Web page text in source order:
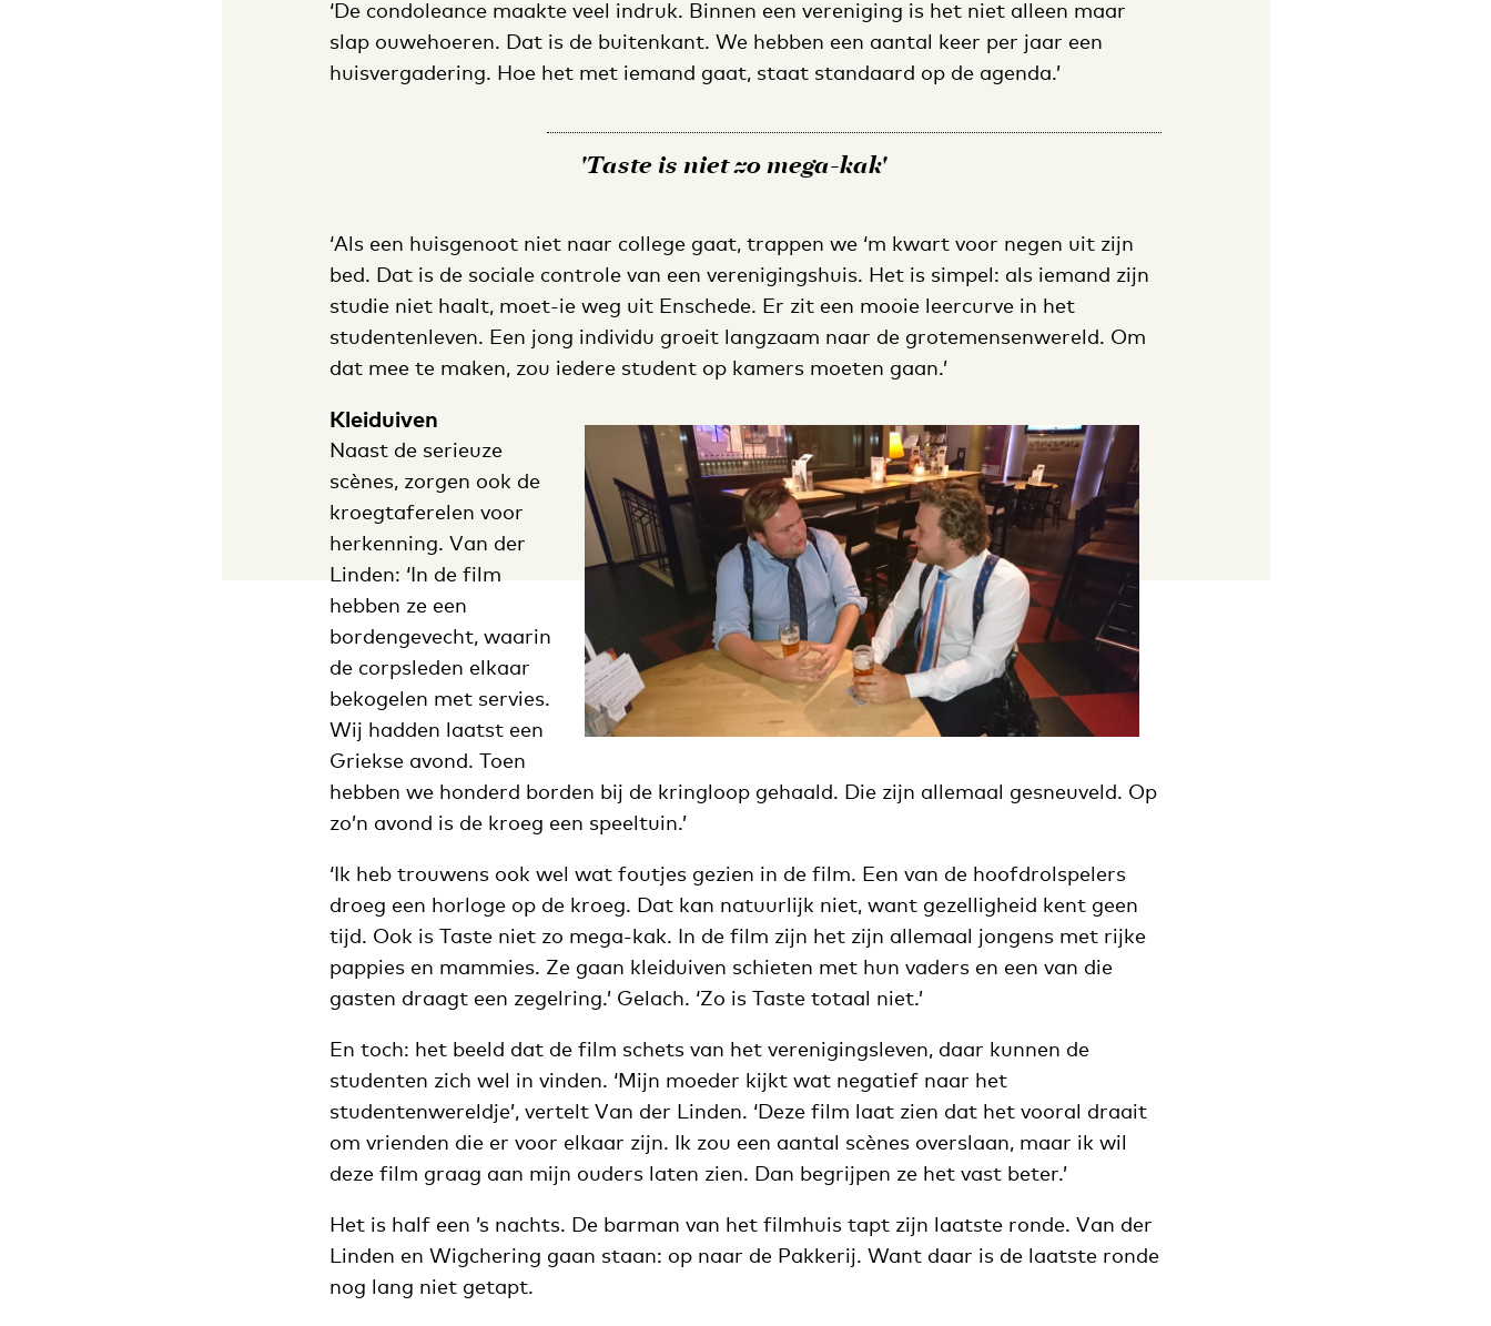
‘De condoleance maakte veel indruk. Binnen een vereniging is het niet alleen maar
slap ouwehoeren. Dat is de buitenkant. We hebben een aantal keer per jaar een
huisvergadering. Hoe het met iemand gaat, staat standaard op de agenda.’
'Taste is niet zo mega-kak'
‘Als een huisgenoot niet naar college gaat, trappen we ‘m kwart voor negen uit zijn
bed. Dat is de sociale controle van een verenigingshuis. Het is simpel: als iemand zijn
studie niet haalt, moet-ie weg uit Enschede. Er zit een mooie leercurve in het
studentenleven. Een jong individu groeit langzaam naar de grotemensenwereld. Om
dat mee te maken, zou iedere student op kamers moeten gaan.’
Kleiduiven
Naast de serieuze
scènes, zorgen ook de
kroegtaferelen voor
herkenning. Van der
Linden: ‘In de film
hebben ze een
bordengevecht, waarin
de corpsleden elkaar
bekogelen met servies.
Wij hadden laatst een
Griekse avond. Toen
hebben we honderd borden bij de kringloop gehaald. Die zijn allemaal gesneuveld. Op
zo’n avond is de kroeg een speeltuin.’
‘Ik heb trouwens ook wel wat foutjes gezien in de film. Een van de hoofdrolspelers
droeg een horloge op de kroeg. Dat kan natuurlijk niet, want gezelligheid kent geen
tijd. Ook is Taste niet zo mega-kak. In de film zijn het zijn allemaal jongens met rijke
pappies en mammies. Ze gaan kleiduiven schieten met hun vaders en een van die
gasten draagt een zegelring.’ Gelach. ‘Zo is Taste totaal niet.’
En toch: het beeld dat de film schets van het verenigingsleven, daar kunnen de
studenten zich wel in vinden. ‘Mijn moeder kijkt wat negatief naar het
studentenwereldje’, vertelt Van der Linden. ‘Deze film laat zien dat het vooral draait
om vrienden die er voor elkaar zijn. Ik zou een aantal scènes overslaan, maar ik wil
deze film graag aan mijn ouders laten zien. Dan begrijpen ze het vast beter.’
Het is half een ’s nachts. De barman van het filmhuis tapt zijn laatste ronde. Van der
Linden en Wigchering gaan staan: op naar de Pakkerij. Want daar is de laatste ronde
nog lang niet getapt.